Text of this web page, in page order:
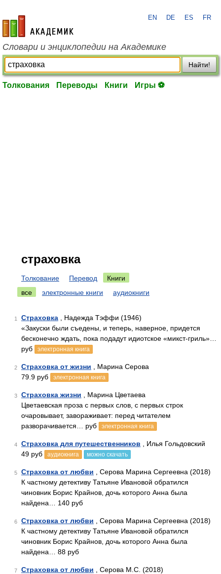
academic.ru
EN DE ES FR
Словари и энциклопедии на Академике
Найти!
Толкования Переводы Книги Игры ⚽
страховка
Толкование Перевод
Книги
все
электронные книги аудиокниги
1 Страховка , Надежда Тэффи (1946)
«Закуски были съедены, и теперь, наверное, придется
бесконечно ждать, пока подадут идиотское «микст-гриль»…
руб
электронная книга
2 Страховка от жизни , Марина Серова
79.9 руб
электронная книга
3 Страховка жизни , Марина Цветаева
Цветаевская проза с первых слов, с первых строк
очаровывает, завораживает: перед читателем
разворачивается… руб
электронная книга
4 Страховка для путешественников , Илья Гольдовский
49 руб
аудиокнига можно скачать
5 Страховка от любви , Серова Марина Сергеевна (2018)
К частному детективу Татьяне Ивановой обратился
чиновник Борис Крайнов, дочь которого Анна была
найдена… 140 руб
6 Страховка от любви , Серова Марина Сергеевна (2018)
К частному детективу Татьяне Ивановой обратился
чиновник Борис Крайнов, дочь которого Анна была
найдена… 88 руб
7 Страховка от любви , Серова М.С. (2018)